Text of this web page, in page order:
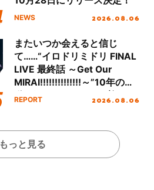
NEWS 2026.08.06
またいつか会えると信じ
て……“イロドリミドリ FINAL
LIVE 最終話 ～Get Our
MIRAI!!!!!!!!!!!!!!～”10年の活
動を経てファイナルを迎える
REPORT 2026.08.06
もっと見る